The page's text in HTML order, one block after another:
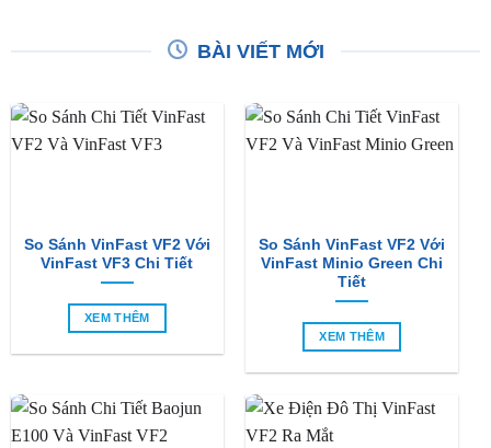
BÀI VIẾT MỚI
So Sánh VinFast VF2 Với
VinFast VF3 Chi Tiết
XEM THÊM
So Sánh VinFast VF2 Với
VinFast Minio Green Chi
Tiết
XEM THÊM